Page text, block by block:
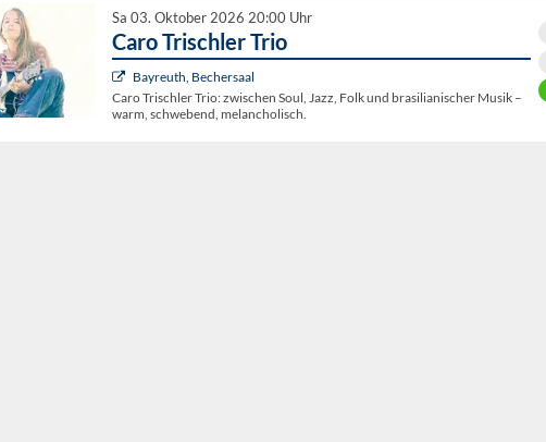
Sa 03. Oktober 2026 20:00 Uhr
Caro Trischler Trio
Bayreuth, Bechersaal
Caro Trischler Trio: zwischen Soul, Jazz, Folk und brasilianischer Musik –
warm, schwebend, melancholisch.